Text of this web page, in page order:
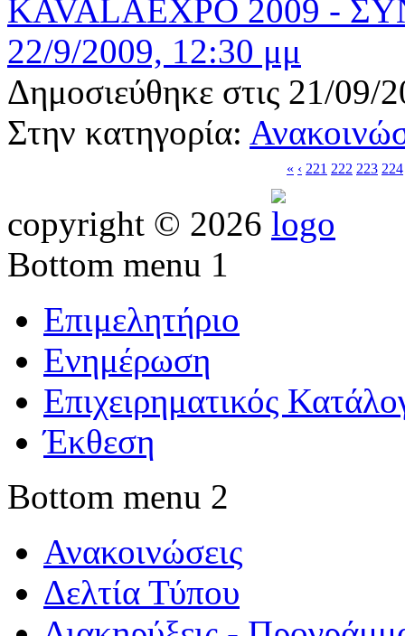
KAVALAEXPO 2009 -
22/9/2009, 12:30 μμ
Δημοσιεύθηκε στις 21/09/
Στην κατηγορία:
« ‹ 221 222 223 224
copyright © 2026
Bottom menu 1
Επιμελητήριο
Ενημέρωση
Επιχειρηματικός
Έκθεση
Bottom menu 2
Ανακοινώσεις
Δελτία Τύπου